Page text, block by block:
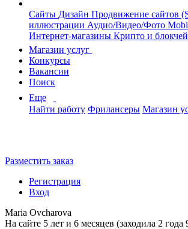
Сайты Дизайн Продвижение сайтов
иллюстрации Аудио/Видео/Фото
Интернет-магазины Крипто и
Магазин услуг
Конкурсы
Вакансии
Поиск
Еще
Найти работу Фрилансеры Магазин
Разместить заказ
Регистрация
Вход
Maria Ovcharova
На сайте 5 лет и 6 месяцев (заходила 2 года